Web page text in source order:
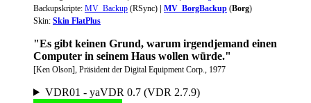
Backupskripte: MV_Backup (RSync) | MV_BorgBackup (Borg)
Skin: Skin FlatPlus
"Es gibt keinen Grund, warum irgendjemand einen
Computer in seinem Haus wollen würde."
[Ken Olson], Präsident der Digital Equipment Corp., 1977
VDR01 - yaVDR 0.7 (VDR 2.7.9)